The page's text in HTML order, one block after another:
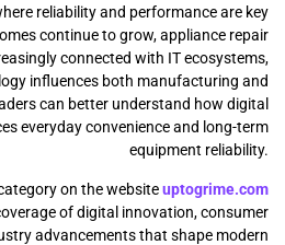
reliability and performance are key
continue to grow, appliance repair
connected with IT ecosystems,
influences both manufacturing and
can better understand how digital
everyday convenience and long-term
equipment reliability.
on the websiteuptogrime.com
of digital innovation, consumer
advancements that shape modern